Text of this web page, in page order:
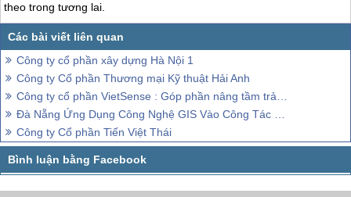
theo trong tương lai.
Công ty cổ phần xây dựng Hà Nội 1
Công ty Cổ phần Thương mại Kỹ thuật Hải Anh
Công ty cổ phần VietSense : Góp phần nâng tầm trải nghiệm Việt
Đà Nẵng Ứng Dụng Công Nghệ GIS Vào Công Tác Quản Lý Cây Xanh
Công ty Cổ phần Tiến Việt Thái